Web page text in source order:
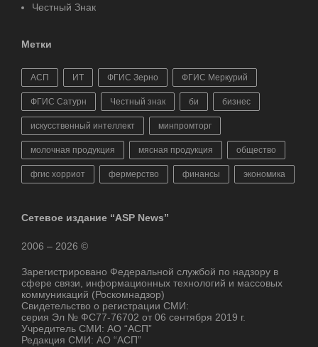
Честный Знак
Метки
АСП ИТ ФГИС Зерно ФГИС Меркурий
ФГИС Сатурн Честный знак би бизнес
искусственный интеллект минпромторг
молочная продукция мясная продукция общество
фгис хорриот фермерство финансы экономика
Сетевое издание “ASP News”
2006 – 2026 ©
Зарегистрировано Федеральной службой по надзору в
сфере связи, информационных технологий и массовых
коммуникаций (Роскомнадзор)
Свидетельство о регистрации СМИ:
серия Эл № ФС77-76702 от 06 сентября 2019 г.
Учредитель СМИ: АО “АСП”
Редакция СМИ: АО “АСП”